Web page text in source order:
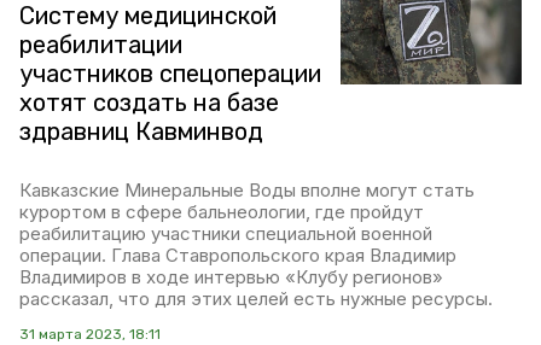
Систему медицинской
реабилитации
участников спецоперации
хотят создать на базе
здравниц Кавминвод
Кавказские Минеральные Воды вполне могут стать
курортом в сфере бальнеологии, где пройдут
реабилитацию участники специальной военной
операции. Глава Ставропольского края Владимир
Владимиров в ходе интервью «Клубу регионов»
рассказал, что для этих целей есть нужные ресурсы.
31 марта 2023, 18:11